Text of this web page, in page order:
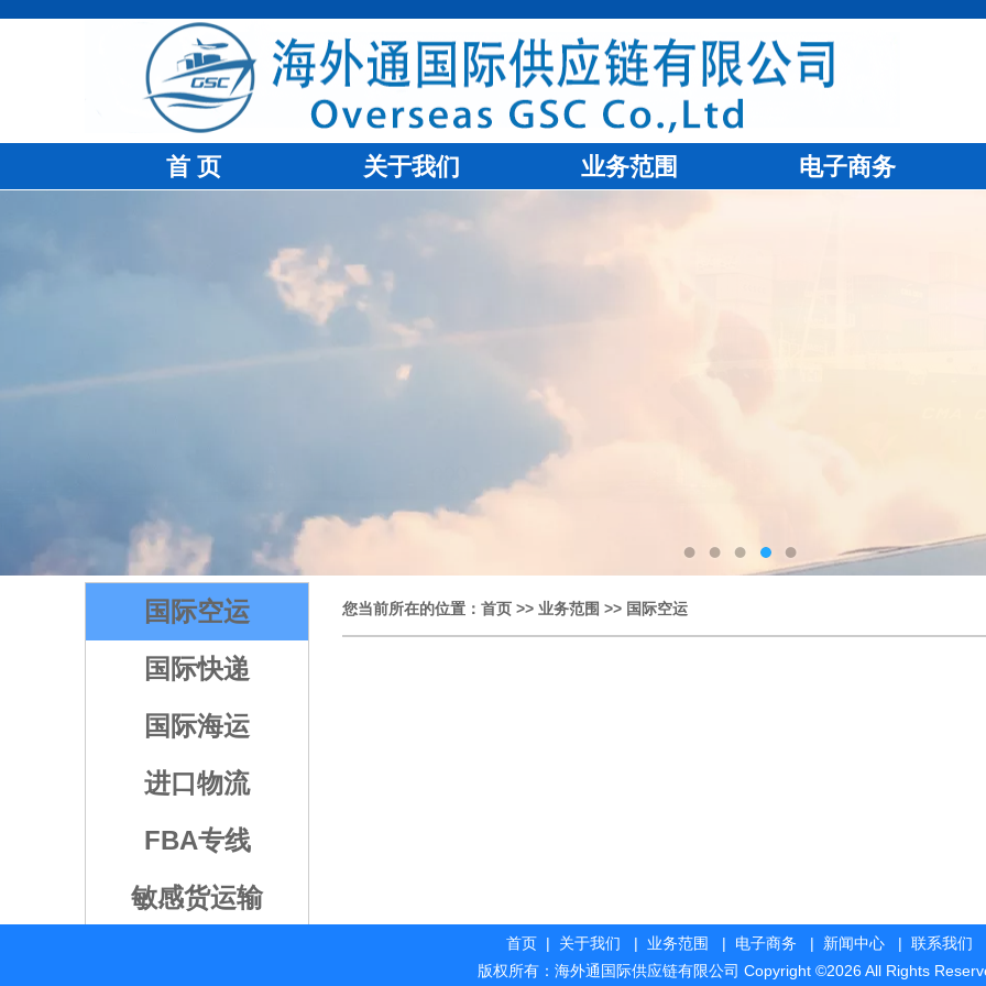
首 页 关于我们 业务范围 电子商务
国际空运
国际快递
国际海运
进口物流
FBA专线
敏感货运输
您当前所在的位置： 首页 >> 业务范围 >> 国际空运
首页 | 关于我们 | 业务范围 | 电子商务 | 新闻中心 | 联系我们
版权所有：海外通国际供应链有限公司 Copyright ©2026 All Rights